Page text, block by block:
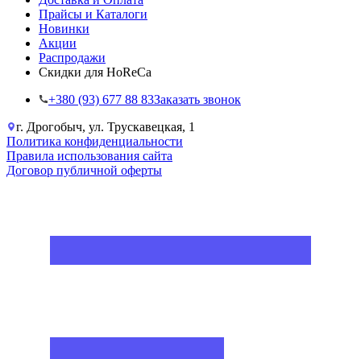
Прайсы и Каталоги
Новинки
Акции
Распродажи
Скидки для HoReCa
+38‎0 (93) 677 88 83Заказать звонок
г. Дрогобыч, ул. Трускавецкая, 1
Политика конфиденциальности
Правила использования сайта
Договор публичной оферты